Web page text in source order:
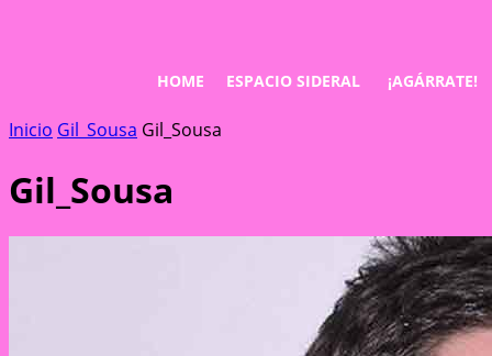
HOME ESPACIO SIDERAL ¡AGÁRRATE!
Inicio Gil_Sousa Gil_Sousa
Gil_Sousa